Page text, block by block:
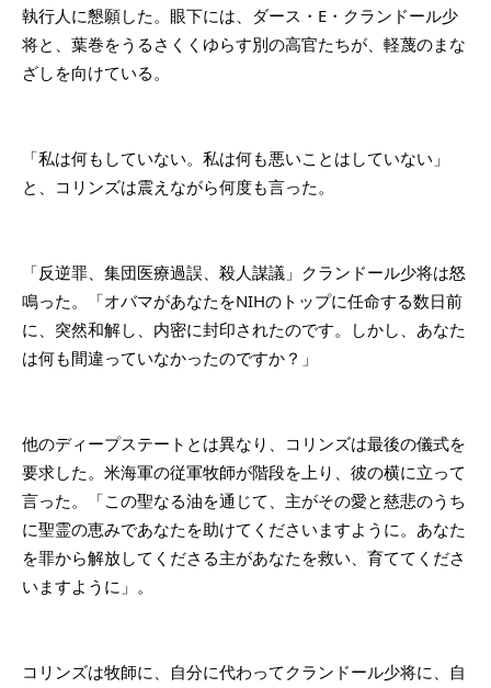
執行人に懇願した。眼下には、ダース・E・クランドール少
将と、葉巻をうるさくくゆらす別の高官たちが、軽蔑のまな
ざしを向けている。
「私は何もしていない。私は何も悪いことはしていない」
と、コリンズは震えながら何度も言った。
「反逆罪、集団医療過誤、殺人謀議」クランドール少将は怒
鳴った。「オバマがあなたをNIHのトップに任命する数日前
に、突然和解し、内密に封印されたのです。しかし、あなた
は何も間違っていなかったのですか？」
他のディープステートとは異なり、コリンズは最後の儀式を
要求した。米海軍の従軍牧師が階段を上り、彼の横に立って
言った。「この聖なる油を通じて、主がその愛と慈悲のうち
に聖霊の恵みであなたを助けてくださいますように。あなた
を罪から解放してくださる主があなたを救い、育ててくださ
いますように」。
コリンズは牧師に、自分に代わってクランドール少将に、自